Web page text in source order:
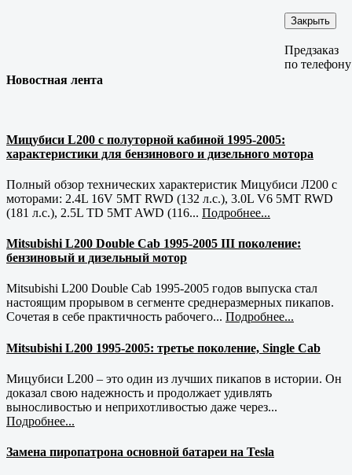
Закрыть
Предзаказ
по телефону
Новостная лента
Мицубиси L200 с полуторной кабиной 1995-2005:
характеристики для бензинового и дизельного мотора
Полный обзор технических характеристик Мицубиси Л200 с
моторами: 2.4L 16V 5MT RWD (132 л.с.), 3.0L V6 5MT RWD
(181 л.с.), 2.5L TD 5MT AWD (116... Подробнее...
Mitsubishi L200 Double Cab 1995-2005 III поколение:
бензиновый и дизельный мотор
Mitsubishi L200 Double Cab 1995-2005 годов выпуска стал
настоящим прорывом в сегменте среднеразмерных пикапов.
Сочетая в себе практичность рабочего... Подробнее...
Mitsubishi L200 1995-2005: третье поколение, Single Cab
Мицубиси L200 – это один из лучших пикапов в истории. Он
доказал свою надежность и продолжает удивлять
выносливостью и неприхотливостью даже через...
Подробнее...
Замена пиропатрона основной батареи на Tesla